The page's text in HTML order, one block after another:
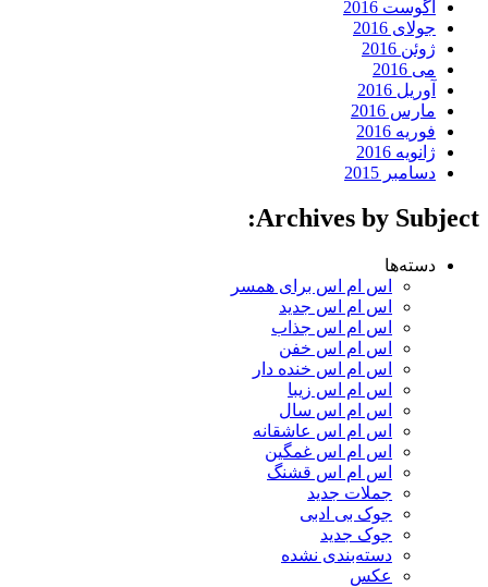
آگوست 2016
جولای 2016
ژوئن 2016
می 2016
آوریل 2016
مارس 2016
فوریه 2016
ژانویه 2016
دسامبر 2015
Archives by Subject:
دسته‌ها
اس ام اس برای همسر
اس ام اس جدید
اس ام اس جذاب
اس ام اس خفن
اس ام اس خنده دار
اس ام اس زیبا
اس ام اس سال
اس ام اس عاشقانه
اس ام اس غمگین
اس ام اس قشنگ
جملات جدید
جوک بی ادبی
جوک جدید
دسته‌بندی نشده
عکس